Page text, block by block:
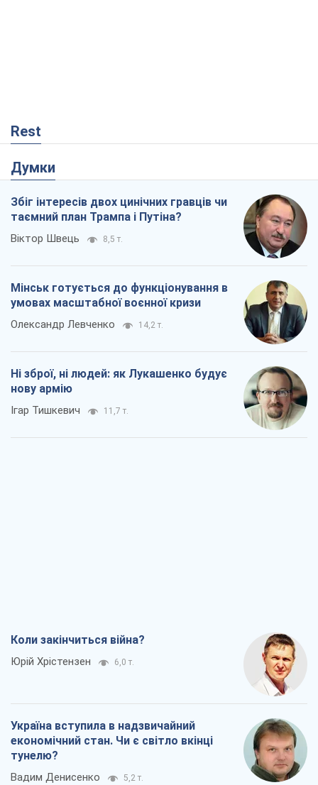
Rest
Думки
Збіг інтересів двох цинічних гравців чи
таємний план Трампа і Путіна?
Віктор Швець 8,5 т.
Мінськ готується до функціонування в
умовах масштабної воєнної кризи
Олександр Левченко 14,2 т.
Ні зброї, ні людей: як Лукашенко будує
нову армію
Ігар Тишкевич 11,7 т.
Коли закінчиться війна?
Юрій Хрістензен 6,0 т.
Україна вступила в надзвичайний
економічний стан. Чи є світло вкінці
тунелю?
Вадим Денисенко 5,2 т.